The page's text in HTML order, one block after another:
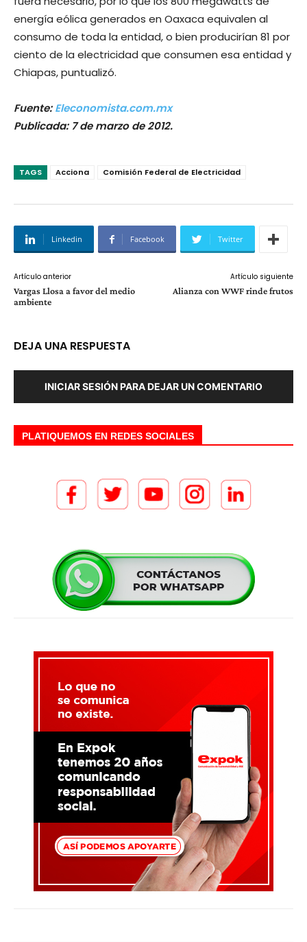
energía eólica generados en Oaxaca equivalen al
consumo de toda la entidad, o bien producirían 81 por
ciento de la electricidad que consumen esa entidad y
Chiapas, puntualizó.
Fuente:Eleconomista.com.mx
Publicada: 7 de marzo de 2012.
TAGS Acciona Comisión Federal de Electricidad
Linkedin Facebook Twitter
Artículo anterior
Vargas Llosa a favor del medio
ambiente
Artículo siguiente
Alianza con WWF rinde frutos
DEJA UNA RESPUESTA
INICIAR SESIÓN PARA DEJAR UN COMENTARIO
PLATIQUEMOS EN REDES SOCIALES